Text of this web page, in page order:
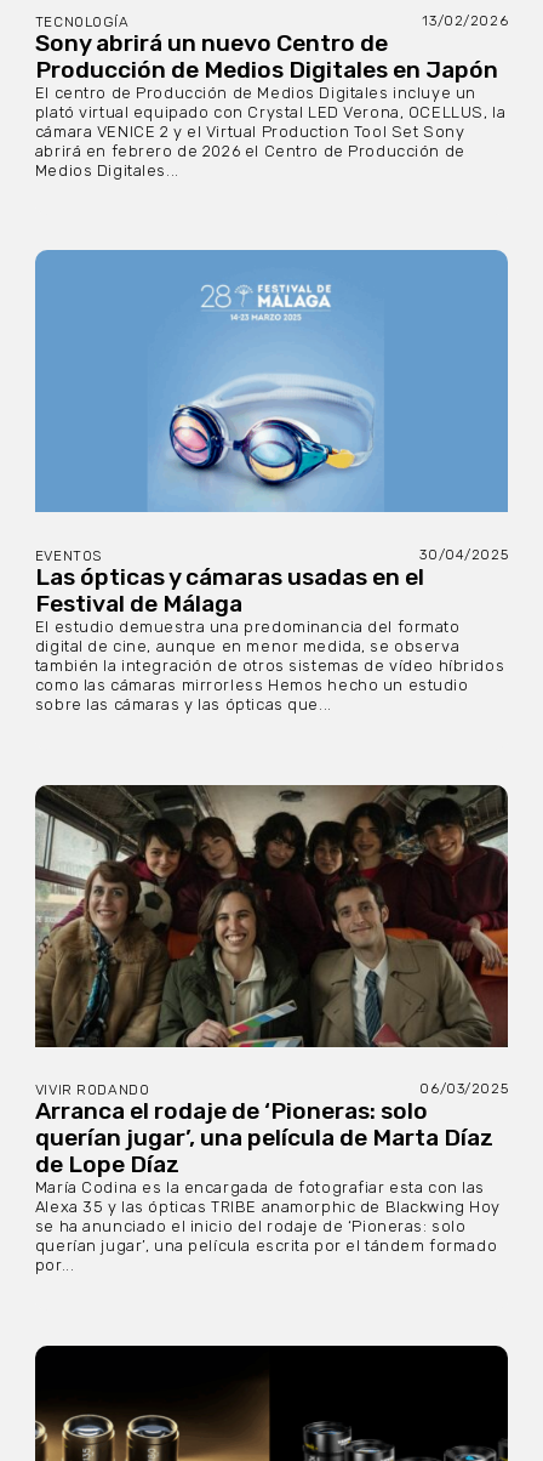
TECNOLOGÍA 13/02/2026
Sony abrirá un nuevo Centro de
Producción de Medios Digitales en Japón
El centro de Producción de Medios Digitales incluye un
plató virtual equipado con Crystal LED Verona, OCELLUS, la
cámara VENICE 2 y el Virtual Production Tool Set Sony
abrirá en febrero de 2026 el Centro de Producción de
Medios Digitales...
EVENTOS 30/04/2025
Las ópticas y cámaras usadas en el
Festival de Málaga
El estudio demuestra una predominancia del formato
digital de cine, aunque en menor medida, se observa
también la integración de otros sistemas de vídeo híbridos
como las cámaras mirrorless Hemos hecho un estudio
sobre las cámaras y las ópticas que...
VIVIR RODANDO 06/03/2025
Arranca el rodaje de ‘Pioneras: solo
querían jugar’, una película de Marta Díaz
de Lope Díaz
María Codina es la encargada de fotografiar esta con las
Alexa 35 y las ópticas TRIBE anamorphic de Blackwing Hoy
se ha anunciado el inicio del rodaje de ‘Pioneras: solo
querían jugar’, una película escrita por el tándem formado
por...